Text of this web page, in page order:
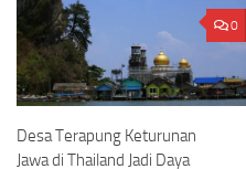
0
Desa Terapung Keturunan
Jawa di Thailand Jadi Daya